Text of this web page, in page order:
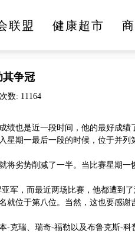
美食美酒
联盟 健康超市
其争冠
数: 11164
也是近一段时间，他的最好成绩
星期一最后一段的时候，位于并列
劣势削减了一半。当比赛星期一
军，而最近两场比赛，他都遭到
就位于第八位。当然，这也要感谢
瑞、瑞奇-福勒以及布鲁克斯-科